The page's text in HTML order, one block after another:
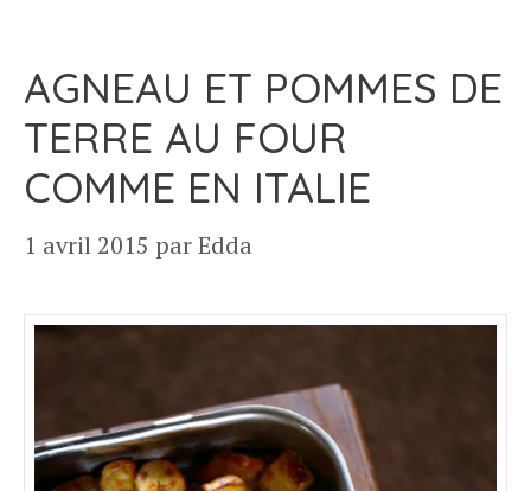
AGNEAU ET POMMES DE
TERRE AU FOUR
COMME EN ITALIE
1 avril 2015 parEdda